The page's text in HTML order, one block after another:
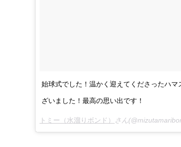
始球式でした！温かく迎えてくださったハ
ざいました！最高の思い出です！
トミー（水溜りボンド） さん